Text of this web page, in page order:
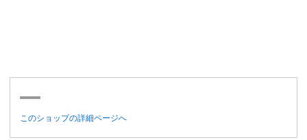
このショップの詳細ページへ